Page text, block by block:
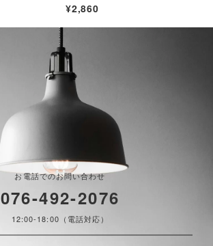
¥2,860
お電話でのお問い合わせ
076-492-2076
12:00-18:00（電話対応）